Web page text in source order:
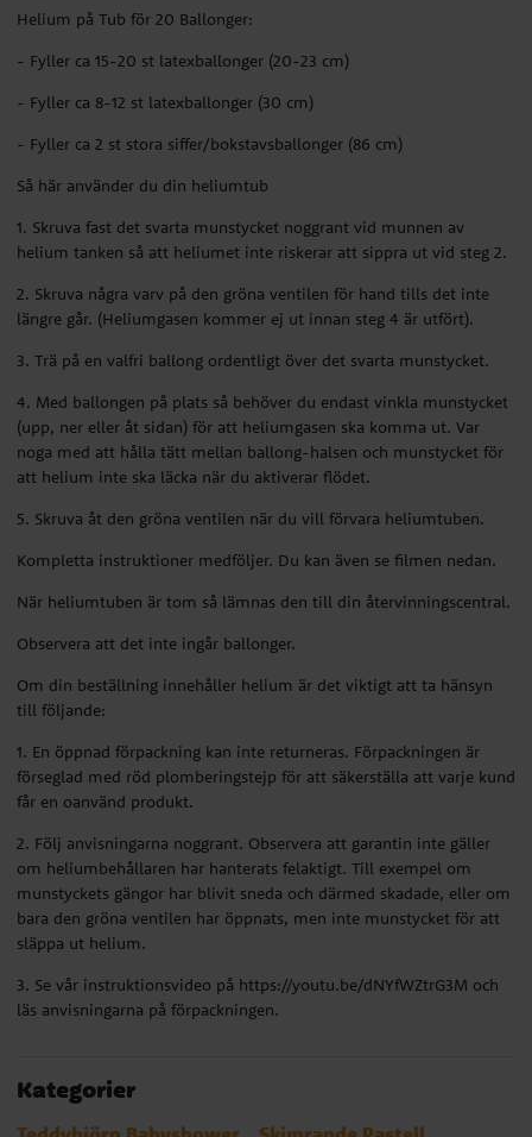
Helium på Tub för 20 Ballonger:
- Fyller ca 15-20 st latexballonger (20-23 cm)
- Fyller ca 8-12 st latexballonger (30 cm)
- Fyller ca 2 st stora siffer/bokstavsballonger (86 cm)
Så här använder du din heliumtub
1. Skruva fast det svarta munstycket noggrant vid munnen av
helium tanken så att heliumet inte riskerar att sippra ut vid steg 2.
2. Skruva några varv på den gröna ventilen för hand tills det inte
längre går. (Heliumgasen kommer ej ut innan steg 4 är utfört).
3. Trä på en valfri ballong ordentligt över det svarta munstycket.
4. Med ballongen på plats så behöver du endast vinkla munstycket
(upp, ner eller åt sidan) för att heliumgasen ska komma ut. Var
noga med att hålla tätt mellan ballong-halsen och munstycket för
att helium inte ska läcka när du aktiverar flödet.
5. Skruva åt den gröna ventilen när du vill förvara heliumtuben.
Kompletta instruktioner medföljer. Du kan även se filmen nedan.
När heliumtuben är tom så lämnas den till din återvinningscentral.
Observera att det inte ingår ballonger.
Om din beställning innehåller helium är det viktigt att ta hänsyn
till följande:
1. En öppnad förpackning kan inte returneras. Förpackningen är
förseglad med röd plomberingstejp för att säkerställa att varje kund
får en oanvänd produkt.
2. Följ anvisningarna noggrant. Observera att garantin inte gäller
om heliumbehållaren har hanterats felaktigt. Till exempel om
munstyckets gängor har blivit sneda och därmed skadade, eller om
bara den gröna ventilen har öppnats, men inte munstycket för att
släppa ut helium.
3. Se vår instruktionsvideo på https://youtu.be/dNYfWZtrG3M och
läs anvisningarna på förpackningen.
Kategorier